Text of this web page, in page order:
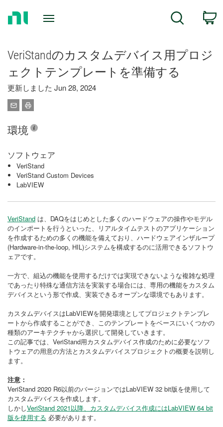
Search
VeriStandのカスタムデバイス用プロジ
ェクトテンプレートを準備する
更新しました Jun 28, 2024
環境
ソフトウェア
VeriStand
VeriStand Custom Devices
LabVIEW
VeriStand は、DAQをはじめとした多くのハードウェアの操作やモデル
のインポートを行うといった、リアルタイムテストのアプリケーション
を作成するための多くの機能を備えており、ハードウェアインザループ
(Hardware-in-the-loop, HIL)システムを構成するのに活用できるソフトウ
ェアです。
一方で、組込の機能を使用するだけでは実現できないような複雑な処理
であったり特殊な通信方法を実装する場合には、専用の機能をカスタム
デバイスという形で作成、実装できるオープンな環境でもあります。
カスタムデバイスはLabVIEWを開発環境としてプロジェクトテンプレ
ートから作成することができ、このテンプレートをベースにいくつかの
種類のアーキテクチャから選択して開発していきます。
この記事では、VeriStand用カスタムデバイス作成のために必要なソフ
トウェアの用意の方法とカスタムデバイスプロジェクトの概要を説明し
ます。
注意：
VeriStand 2020 R6以前のバージョンではLabVIEW 32 bit版を使用して
カスタムデバイスを作成します。
しかしVeriStand 2021以降、カスタムデバイス作成にはLabVIEW 64 bit
版を使用する 必要があります。